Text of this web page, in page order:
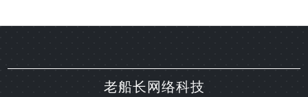
老船长网络科技